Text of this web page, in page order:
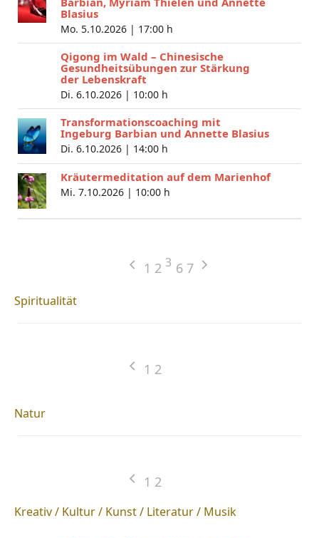
Blasius
Mo. 5.10.2026 | 17:00 h
Qigong im Wald – Chinesische
Gesundheitsübungen zur Stärkung
der Lebenskraft
Di. 6.10.2026 | 10:00 h
Transformationscoaching mit
Ingeburg Barbian und Annette Blasius
Di. 6.10.2026 | 14:00 h
Kräutermeditation auf dem Marienhof
Mi. 7.10.2026 | 10:00 h
1 2 3 6 7
Spiritualität
1 2
Natur
1 2
Kreativ / Kultur / Kunst / Literatur / Musik